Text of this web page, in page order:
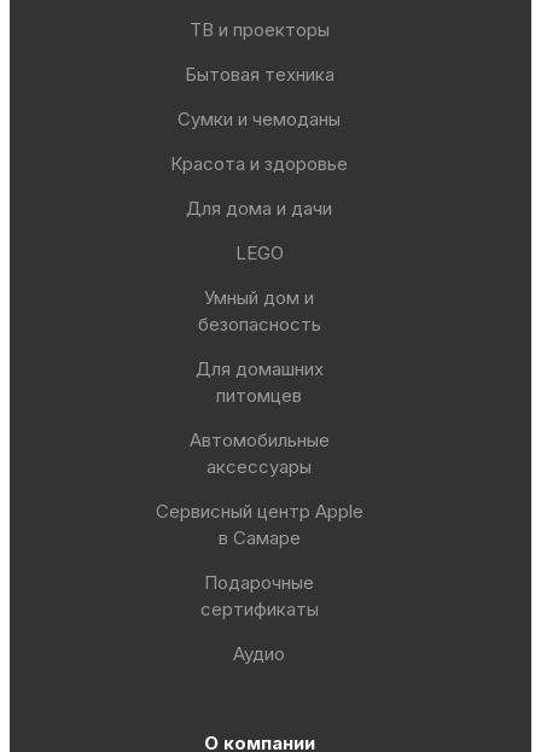
ТВ и проекторы
Бытовая техника
Сумки и чемоданы
Красота и здоровье
Для дома и дачи
LEGO
Умный дом и
безопасность
Для домашних
питомцев
Автомобильные
аксессуары
Сервисный центр Apple
в Самаре
Подарочные
сертификаты
Аудио
О компании